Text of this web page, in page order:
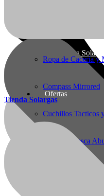
Nueva línea Solargas
Mi Cuenta
Ropa de Cacería y
Compass Mirrored
Cuchillos Tacticos
Reels De Pesca
Ofertas
Tienda Solargas